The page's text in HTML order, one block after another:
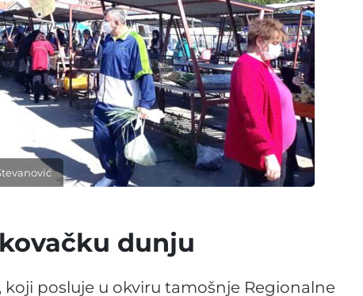
dunju
posluje u okviru tamošnje Regionalne